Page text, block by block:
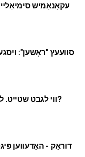
עקאָנאָמיש
סוועעץ "ראָשען":
ווי לגבט שטייט. לגבט קהל. וואָס איז לגבט?
דוראָק - האָדעווען